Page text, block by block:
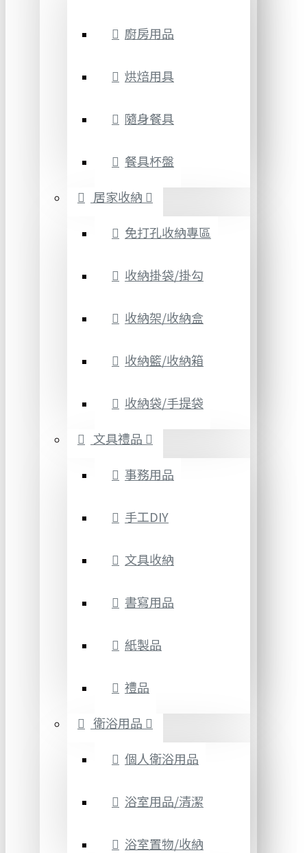
廚房用品
烘焙用具
隨身餐具
餐具杯盤
居家收納
免打孔收納專區
收納掛袋/掛勾
收納架/收納盒
收納籃/收納箱
收納袋/手提袋
文具禮品
事務用品
手工DIY
文具收納
書寫用品
紙製品
禮品
衛浴用品
個人衛浴用品
浴室用品/清潔
浴室置物/收納